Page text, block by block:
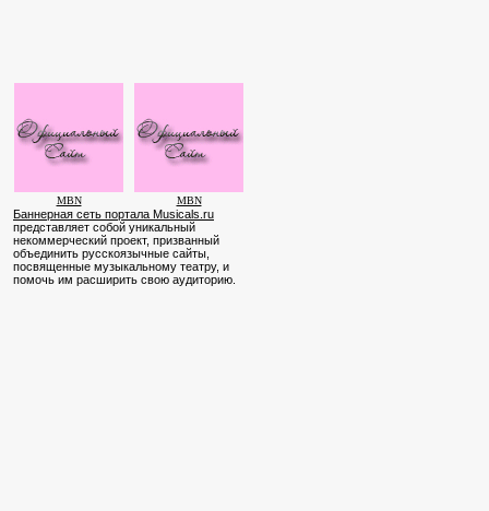
MBN MBN
Баннерная сеть портала Musicals.ru
представляет собой уникальный
некоммерческий проект, призванный
объединить русскоязычные сайты,
посвященные музыкальному театру, и
помочь им расширить свою аудиторию.